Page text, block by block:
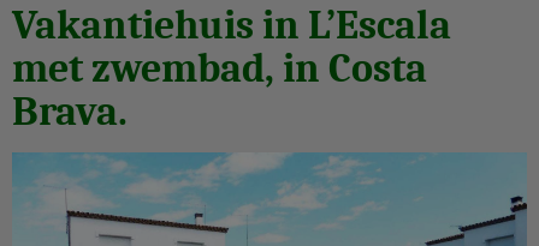
Vakantiehuis in L’Escala
met zwembad, in Costa
Brava.